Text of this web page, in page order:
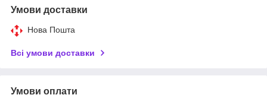
Умови доставки
Нова Пошта
Всі умови доставки
Умови оплати